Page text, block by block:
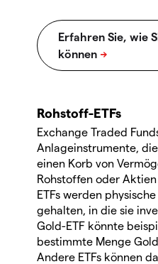
Rohstoff-ETFs
Exchange Traded
Anlageinstrumente,
einen Korb von
Rohstoffen oder
ETFs werden
gehalten, in die sie
Gold-ETF könnte
bestimmte Menge
Andere ETFs können